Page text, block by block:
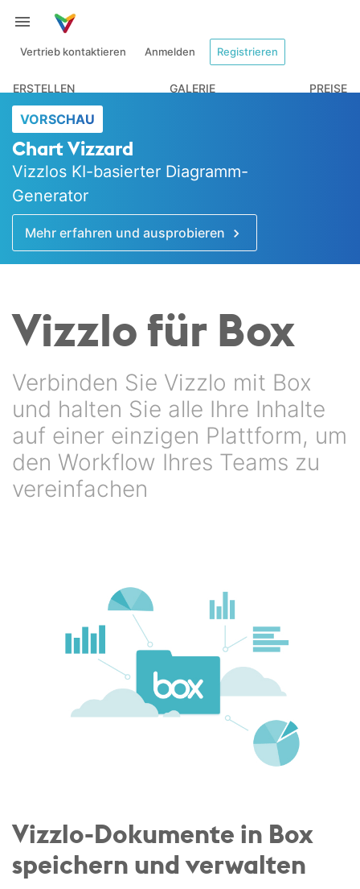
Vertrieb kontaktieren Anmelden Registrieren
ERSTELLEN GALERIE PREISE
VORSCHAU
Chart Vizzard
Vizzlos KI-basierter Diagramm-
Generator
Mehr erfahren und ausprobieren
Vizzlo für Box
Verbinden Sie Vizzlo mit Box
und halten Sie alle Ihre Inhalte
auf einer einzigen Plattform, um
den Workflow Ihres Teams zu
vereinfachen
Vizzlo-Dokumente in Box
speichern und verwalten